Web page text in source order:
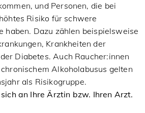
und Personen, die bei
Risiko für schwere
haben. Dazu zählen beispielsweise
Krankheiten der
Diabetes. Auch Raucher:innen
Alkoholabusus gelten
als Risikogruppe.
an Ihre Ärztin bzw. Ihren Arzt.